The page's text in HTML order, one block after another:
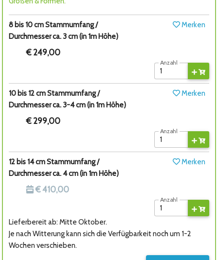
8 bis 10 cm Stammumfang /
Durchmesser ca. 3 cm (in 1m Höhe)
Merken
€ 249,00
Anzahl
10 bis 12 cm Stammumfang /
Durchmesser ca. 3-4 cm (in 1m Höhe)
Merken
€ 299,00
Anzahl
12 bis 14 cm Stammumfang /
Durchmesser ca. 4 cm (in 1m Höhe)
Merken
€ 410,00
Anzahl
Lieferbereit ab: Mitte Oktober.
Je nach Witterung kann sich die Verfügbarkeit noch um 1-2
Wochen verschieben.